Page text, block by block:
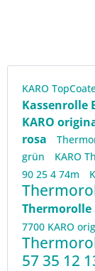
KARO
Kassenrolle
KARO
rosa
grün
KARO
90 25 4 74m
Thermorolle
7700 KARO
57 35 12